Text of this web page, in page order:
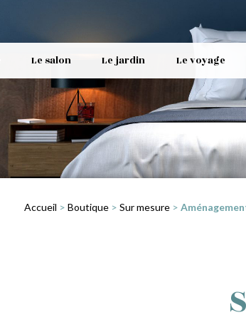
Le salon Le jardin Le voyage
Accueil > Boutique> Sur mesure>